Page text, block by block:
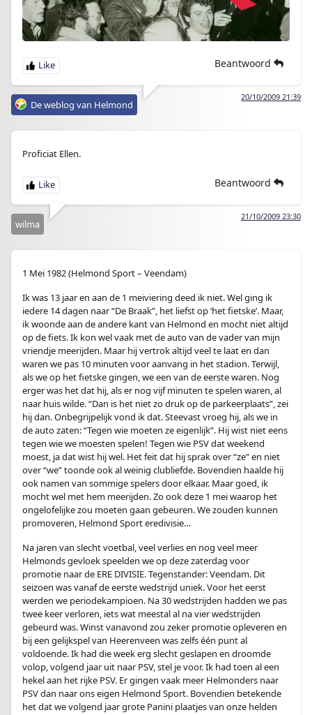
Beantwoord
20/10/2009 21:39
De weblog van Helmond
Proficiat Ellen.
Beantwoord
21/10/2009 23:30
wilma
1 Mei 1982 (Helmond Sport – Veendam)
Ik was 13 jaar en aan de 1 meiviering deed ik niet. Wel ging ik
iedere 14 dagen naar “De Braak”, het liefst op ‘het fietske’. Maar,
ik woonde aan de andere kant van Helmond en mocht niet altijd
op de fiets. Ik kon wel vaak met de auto van de vader van mijn
vriendje meerijden. Maar hij vertrok altijd veel te laat en dan
waren we pas 10 minuten voor aanvang in het stadion. Terwijl,
als we op het fietske gingen, we een van de eerste waren. Nog
erger was het dat hij, als er nog vijf minuten te spelen waren, al
naar huis wilde. “Dan is het niet zo druk op de parkeerplaats”, zei
hij dan. Onbegrijpelijk vond ik dat. Steevast vroeg hij, als we in
de auto zaten: “Tegen wie moeten ze eigenlijk”. Hij wist niet eens
tegen wie we moesten spelen! Tegen wie PSV dat weekend
moest, ja dat wist hij wel. Het feit dat hij sprak over “ze” en niet
over “we” toonde ook al weinig clubliefde. Bovendien haalde hij
ook namen van sommige spelers door elkaar. Maar goed, ik
mocht wel met hem meerijden. Zo ook deze 1 mei waarop het
ongelofelijke zou moeten gaan gebeuren. We zouden kunnen
promoveren, Helmond Sport eredivisie…
Na jaren van slecht voetbal, veel verlies en nog veel meer
Helmonds gevloek speelden we op deze zaterdag voor
promotie naar de ERE DIVISIE. Tegenstander: Veendam. Dit
seizoen was vanaf de eerste wedstrijd uniek. Voor het eerst
werden we periodekampioen. Na 30 wedstrijden hadden we pas
twee keer verloren, iets wat meestal al na vier wedstrijden
gebeurd was. Winst vanavond zou zeker promotie opleveren en
bij een gelijkspel van Heerenveen was zelfs één punt al
voldoende. Ik had die week erg slecht geslapen en droomde
volop, volgend jaar uit naar PSV, stel je voor. Ik had toen al een
hekel aan het rijke PSV. Er gingen vaak meer Helmonders naar
PSV dan naar ons eigen Helmond Sport. Bovendien betekende
het dat we volgend jaar grote Panini plaatjes van onze helden